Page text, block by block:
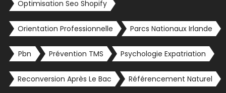
Optimisation Seo Shopify
Orientation Professionnelle Parcs Nationaux Irlande
Pbn Prévention TMS Psychologie Expatriation
Reconversion Après Le Bac Référencement Naturel